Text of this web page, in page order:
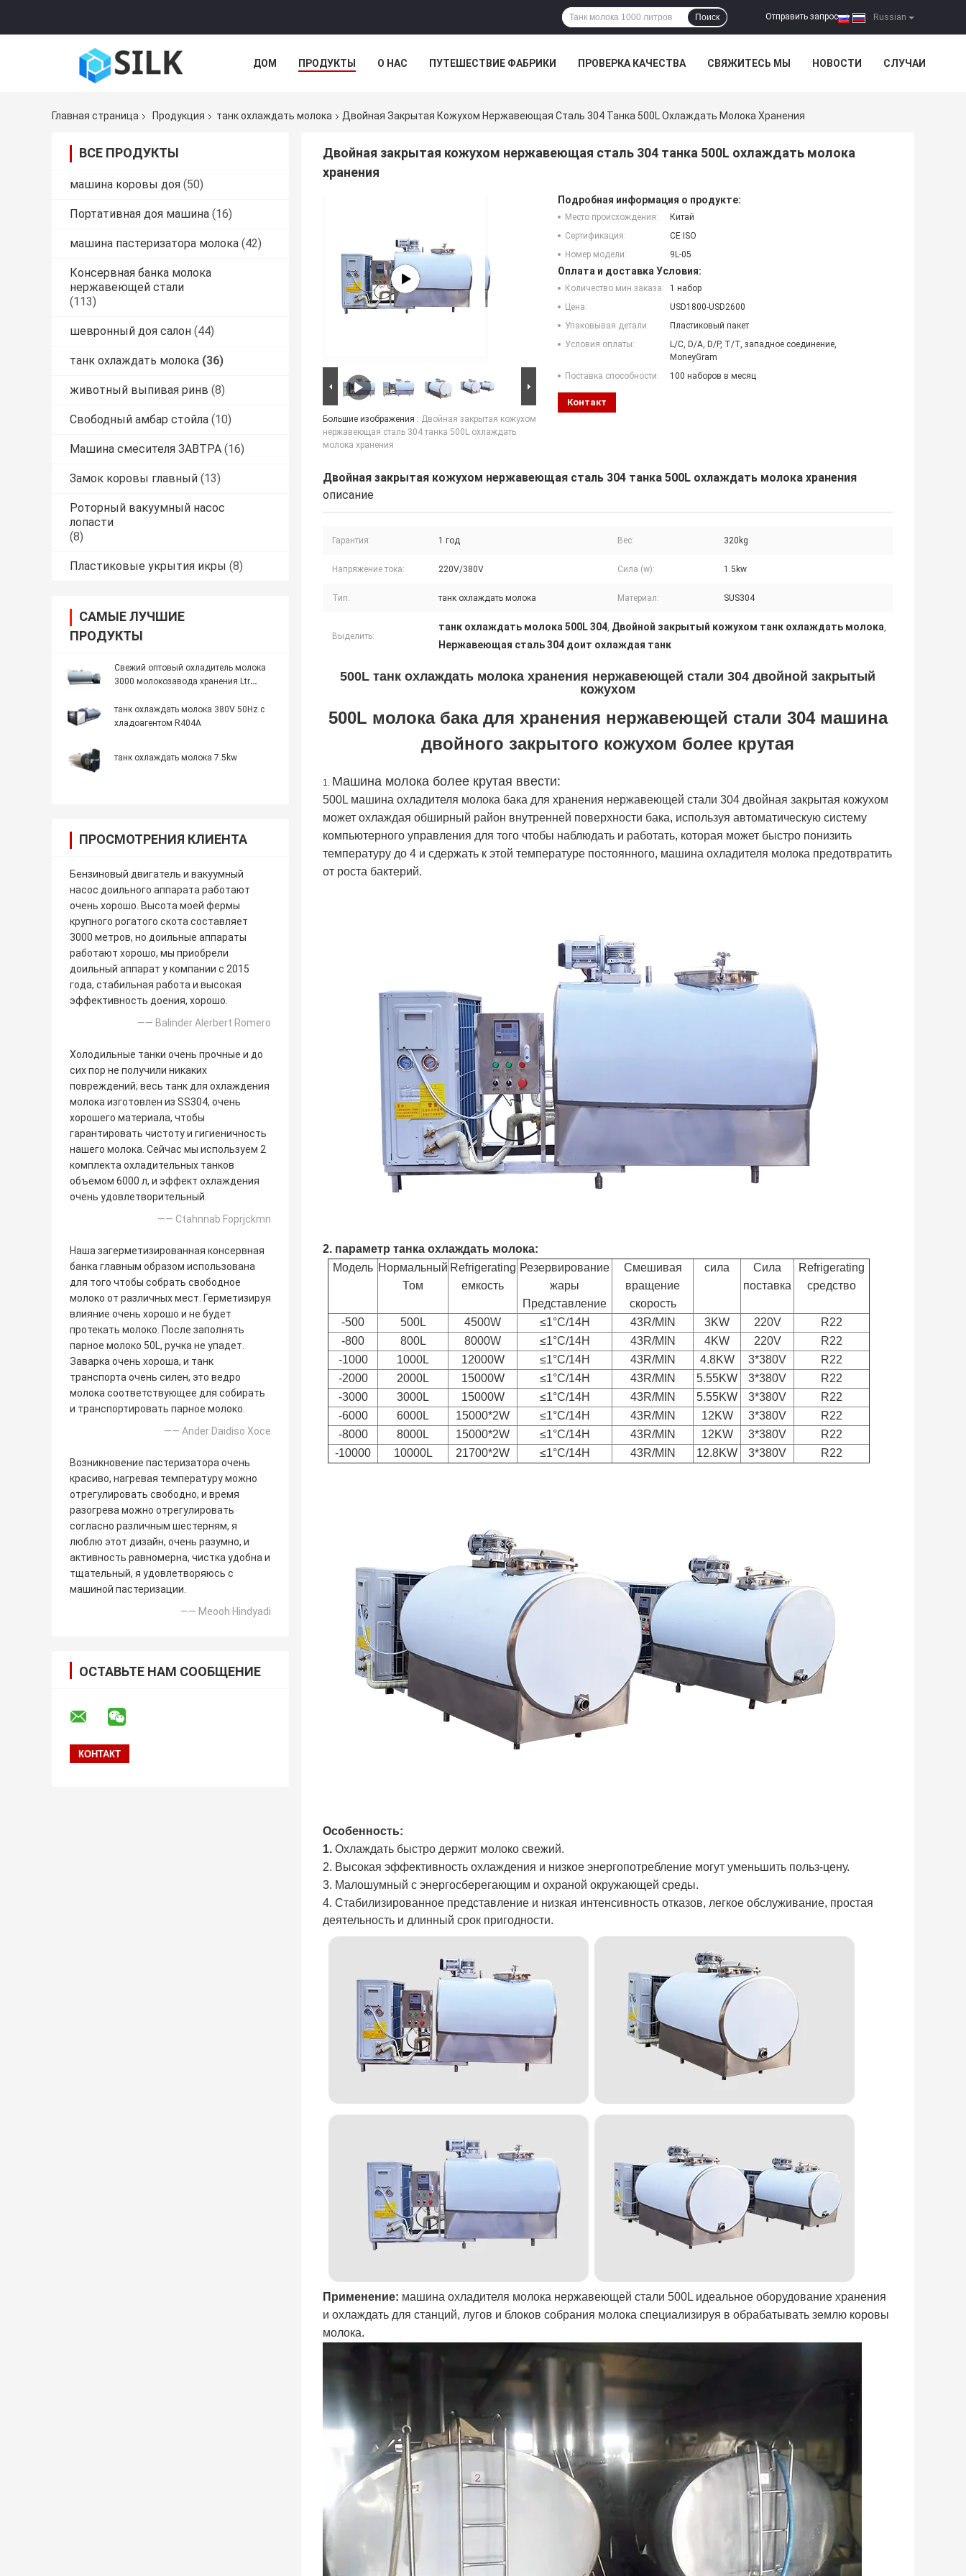
Russian
Отправить запрос |
Поиск
ДОМ ПРОДУКТЫ О НАС ПУТЕШЕСТВИЕ ФАБРИКИ ПРОВЕРКА КАЧЕСТВА СВЯЖИТЕСЬ МЫ НОВОСТИ СЛУЧАИ
Главная страница Продукция танк охлаждать молока Двойная Закрытая Кожухом Нержавеющая Сталь 304 Танка 500L Охлаждать Молока Хранения
ВСЕ ПРОДУКТЫ
машина коровы доя (50)
Портативная доя машина (16)
машина пастеризатора молока (42)
Консервная банка молока
нержавеющей стали
(113)
шевронный доя салон (44)
танк охлаждать молока (36)
животный выпивая ринв (8)
Свободный амбар стойла (10)
Машина смесителя ЗАВТРА (16)
Замок коровы главный (13)
Роторный вакуумный насос
лопасти
(8)
Пластиковые укрытия икры (8)
САМЫЕ ЛУЧШИЕ
ПРОДУКТЫ
Свежий оптовый охладитель молока
3000 молокозавода хранения Ltr
танк охлаждать молока 380V 50Hz с
хладоагентом R404A
танк охлаждать молока 7.5kw
ПРОСМОТРЕНИЯ КЛИЕНТА
Бензиновый двигатель и вакуумный
насос доильного аппарата работают
очень хорошо. Высота моей фермы
крупного рогатого скота составляет
3000 метров, но доильные аппараты
работают хорошо, мы приобрели
доильный аппарат у компании с 2015
года, стабильная работа и высокая
эффективность доения, хорошо.
—— Balinder Alerbert Romero
Холодильные танки очень прочные и до
сих пор не получили никаких
повреждений; весь танк для охлаждения
молока изготовлен из SS304, очень
хорошего материала, чтобы
гарантировать чистоту и гигиеничность
нашего молока. Сейчас мы используем 2
комплекта охладительных танков
объемом 6000 л, и эффект охлаждения
очень удовлетворительный.
—— Ctahnnab Foprjckmn
Наша загерметизированная консервная
банка главным образом использована
для того чтобы собрать свободное
молоко от различных мест. Герметизируя
влияние очень хорошо и не будет
протекать молоко. После заполнять
парное молоко 50L, ручка не упадет.
Заварка очень хороша, и танк
транспорта очень силен, это ведро
молока соответствующее для собирать
и транспортировать парное молоко.
—— Ander Daidiso Хосе
Возникновение пастеризатора очень
красиво, нагревая температуру можно
отрегулировать свободно, и время
разогрева можно отрегулировать
согласно различным шестерням, я
люблю этот дизайн, очень разумно, и
активность равномерна, чистка удобна и
тщательный, я удовлетворяюсь с
машиной пастеризации.
—— Meooh Hindyadi
ОСТАВЬТЕ НАМ СООБЩЕНИЕ
Двойная закрытая кожухом нержавеющая сталь 304 танка 500L охлаждать молока
хранения
Большие изображения : Двойная закрытая кожухом
нержавеющая сталь 304 танка 500L охлаждать
молока хранения
Подробная информация о продукте:
Место происхождения:
Китай
Сертификация:
CE ISO
Номер модели:
9L-05
Оплата и доставка Условия:
Количество мин заказа:
1 набор
Цена:
USD1800-USD2600
Упаковывая детали:
Пластиковый пакет
Условия оплаты:
L/C, D/A, D/P, T/T, западное соединение,
MoneyGram
Поставка способности:
100 наборов в месяц
Контакт
Двойная закрытая кожухом нержавеющая сталь 304 танка 500L охлаждать молока хранения
описание
Гарантия: 1 год Вес: 320kg
Напряжение тока: 220V/380V Сила (w): 1.5kw
Тип: танк охлаждать молока Материал: SUS304
Выделить:
танк охлаждать молока 500L 304, Двойной закрытый кожухом танк охлаждать молока,
Нержавеющая сталь 304 доит охлаждая танк
500L танк охлаждать молока хранения нержавеющей стали 304 двойной закрытый
кожухом
500L молока бака для хранения нержавеющей стали 304 машина
двойного закрытого кожухом более крутая
1. Машина молока более крутая ввести:
500L машина охладителя молока бака для хранения нержавеющей стали 304 двойная закрытая кожухом
может охлаждая обширный район внутренней поверхности бака, используя автоматическую систему
компьютерного управления для того чтобы наблюдать и работать, которая может быстро понизить
температуру до 4 и сдержать к этой температуре постоянного, машина охладителя молока предотвратить
от роста бактерий.
2. параметр танка охлаждать молока:
Модель Нормальный
Том
Refrigerating
емкость
Резервирование
жары
Представление
Смешивая
вращение
скорость
сила
Сила
поставка
Refrigerating
средство
-500 500L 4500W ≤1°C/14H 43R/MIN 3KW 220V
R22
-800
800L 8000W ≤1°C/14H 43R/MIN 4KW 220V
R22
-1000
1000L 12000W ≤1°C/14H 43R/MIN 4.8KW 3*380V
R22
-2000
2000L 15000W ≤1°C/14H 43R/MIN 5.55KW 3*380V
R22
-3000
3000L 15000W ≤1°C/14H 43R/MIN 5.55KW 3*380V
R22
-6000
6000L 15000*2W ≤1°C/14H 43R/MIN 12KW 3*380V
R22
-8000
8000L 15000*2W ≤1°C/14H 43R/MIN 12KW 3*380V
R22
-10000
10000L 21700*2W ≤1°C/14H 43R/MIN 12.8KW 3*380V R22
Особенность:
1. Охлаждать быстро держит молоко свежий.
2. Высокая эффективность охлаждения и низкое энергопотребление могут уменьшить польз-цену.
3. Малошумный с энергосберегающим и охраной окружающей среды.
4. Стабилизированное представление и низкая интенсивность отказов, легкое обслуживание, простая
деятельность и длинный срок пригодности.
Применение: машина охладителя молока нержавеющей стали 500L идеальное оборудование хранения
и охлаждать для станций, лугов и блоков собрания молока специализируя в обрабатывать землю коровы
молока.